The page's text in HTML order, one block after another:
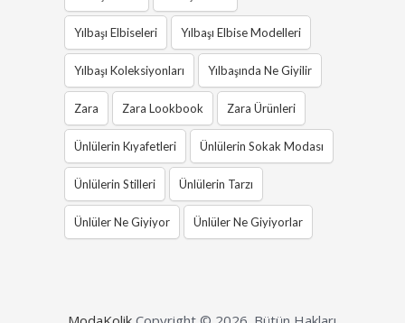
Yılbaşı Elbiseleri Yılbaşı Elbise Modelleri
Yılbaşı Koleksiyonları Yılbaşında Ne Giyilir
Zara Zara Lookbook Zara Ürünleri
Ünlülerin Kıyafetleri Ünlülerin Sokak Modası
Ünlülerin Stilleri Ünlülerin Tarzı
Ünlüler Ne Giyiyor Ünlüler Ne Giyiyorlar